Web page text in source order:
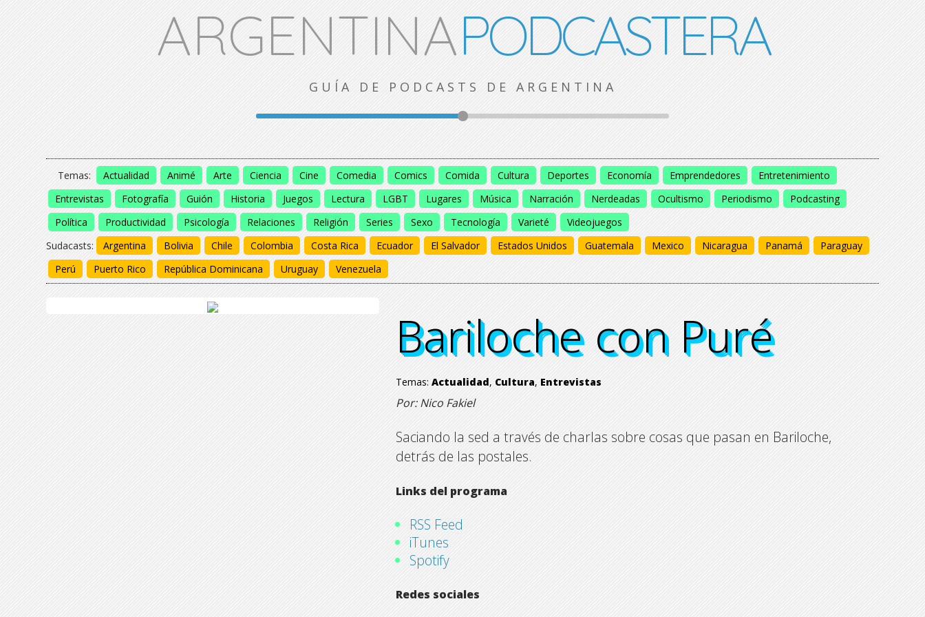
ARGENTINAPODCASTERA
GUÍA DE PODCASTS DE ARGENTINA
Temas: Actualidad Animé Arte Ciencia Cine Comedia Comics Comida Cultura Deportes Economía Emprendedores
Entretenimiento
Entrevistas
Fotografía Guión Historia Juegos Lectura LGBT Lugares Música Narración Nerdeadas Ocultismo Periodismo
Podcasting
Política
Productividad Psicología Relaciones Religión Series Sexo Tecnología Varieté
Videojuegos
Sudacasts:
Argentina Bolivia Chile Colombia Costa Rica Ecuador El Salvador Estados Unidos Guatemala Mexico Nicaragua Panamá
Paraguay
Perú
Puerto Rico República Dominicana Uruguay Venezuela
Bariloche con Puré
Bariloche con Puré
Bariloche con Puré
Bariloche con Puré
Temas:Actualidad, Cultura, Entrevistas
Por: Nico Fakiel
Saciando la sed a través de charlas sobre cosas que pasan en Bariloche,
detrás de las postales.
Links del programa
RSS Feed
iTunes
Spotify
Redes sociales